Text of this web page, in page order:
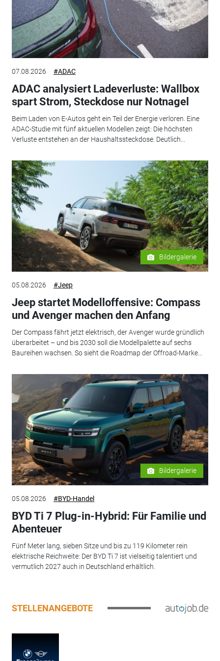
07.08.2026 #ADAC
ADAC analysiert Ladeverluste: Wallbox
spart Strom, Steckdose nur Notnagel
Beim Laden von E-Autos geht ein Teil der Energie verloren. Eine
ADAC-Studie mit fünf aktuellen Modellen zeigt: Die höchsten
Verluste entstehen an der Haushaltssteckdose. Deutlich...
Bildergalerie
05.08.2026 #Jeep
Jeep startet Modelloffensive: Compass
und Avenger machen den Anfang
Der Compass fährt jetzt elektrisch, der Avenger wurde gründlich
überarbeitet – und bis 2030 soll die Modellpalette auf sechs
Baureihen wachsen. So sieht die Roadmap der Offroad-Marke...
Bildergalerie
05.08.2026 #BYD-Handel
BYD Ti 7 Plug-in-Hybrid: Für Familie und
Abenteuer
Fünf Meter lang, sieben Sitze und bis zu 119 Kilometer rein
elektrische Reichweite: Der BYD Ti 7 ist vielseitig talentiert und
vermutlich 2027 auch in Deutschland erhältlich.
STELLENANGEBOTE